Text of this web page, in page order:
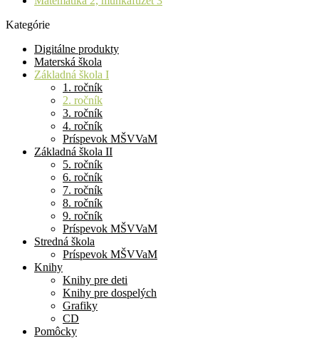
Kategórie
Digitálne produkty
Materská škola
Základná škola I
1. ročník
2. ročník
3. ročník
4. ročník
Príspevok MŠVVaM
Základná škola II
5. ročník
6. ročník
7. ročník
8. ročník
9. ročník
Príspevok MŠVVaM
Stredná škola
Príspevok MŠVVaM
Knihy
Knihy pre deti
Knihy pre dospelých
Grafiky
CD
Pomôcky